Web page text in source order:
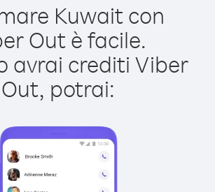
Kuwait con
Out è facile.
avrai crediti Viber
Out, potrai: